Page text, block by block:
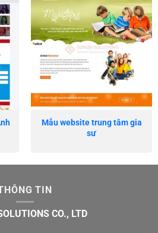
Mẫu website trung tâm gia
sư
TIN
CO., LTD